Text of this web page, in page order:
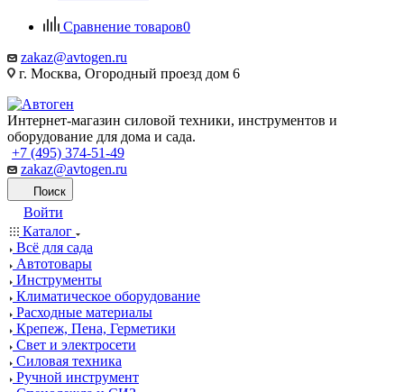
Сравнение товаров0
zakaz@avtogen.ru
г. Москва, Огородный проезд дом 6
Интернет-магазин силовой техники, инструментов и
оборудование для дома и сада.
+7 (495) 374-51-49
zakaz@avtogen.ru
Поиск
Войти
Каталог
Всё для сада
Автотовары
Инструменты
Климатическое оборудование
Расходные материалы
Крепеж, Пена, Герметики
Свет и электросети
Силовая техника
Ручной инструмент